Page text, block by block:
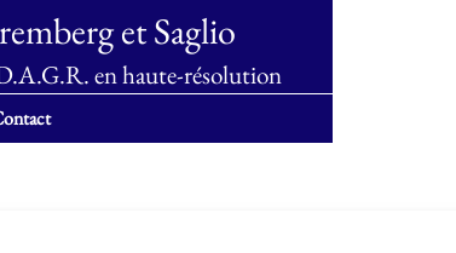
et Saglio
en haute-résolution